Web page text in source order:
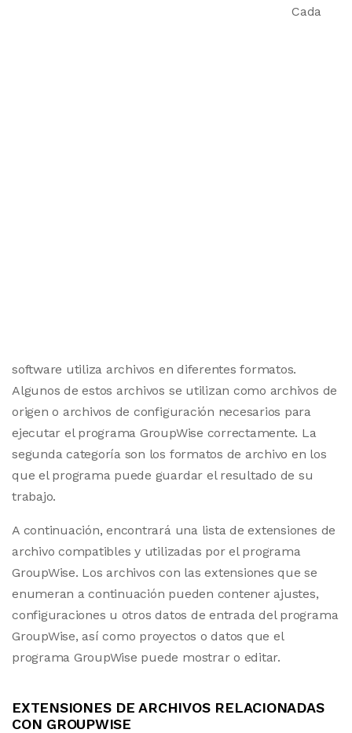
Cada
software utiliza archivos en diferentes formatos.
Algunos de estos archivos se utilizan como archivos de
origen o archivos de configuración necesarios para
ejecutar el programa GroupWise correctamente. La
segunda categoría son los formatos de archivo en los
que el programa puede guardar el resultado de su
trabajo.
A continuación, encontrará una lista de extensiones de
archivo compatibles y utilizadas por el programa
GroupWise. Los archivos con las extensiones que se
enumeran a continuación pueden contener ajustes,
configuraciones u otros datos de entrada del programa
GroupWise, así como proyectos o datos que el
programa GroupWise puede mostrar o editar.
EXTENSIONES DE ARCHIVOS RELACIONADAS
CON GROUPWISE